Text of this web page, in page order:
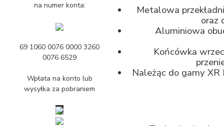
na numer konta:
69 1060 0076 0000 3260
0076 6529
Wpłata na konto lub
wysyłka za pobraniem
Metalowa
oraz
Aluminiowa
Końcówka
Należąc do gamy